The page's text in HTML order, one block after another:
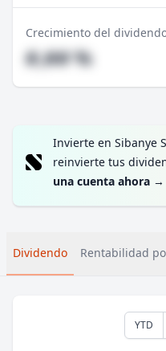
Crecimiento del dividendo
#,## %
Invierte en Sibanye
reinvierte tus
una cuenta ahora →
Dividendo Rentabilidad
YTD